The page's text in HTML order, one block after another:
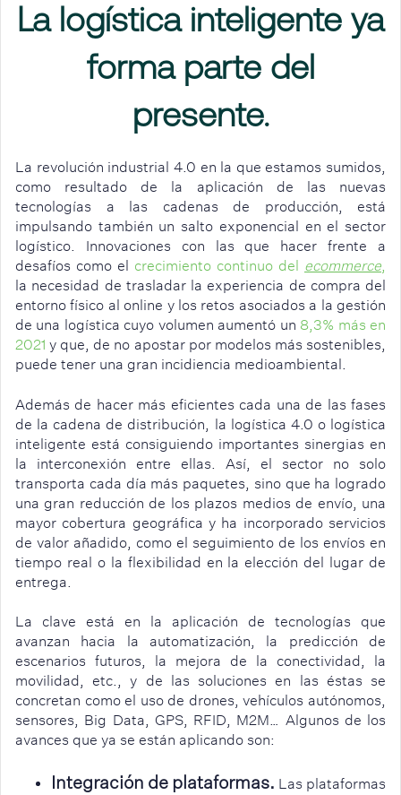
La logística inteligente ya
forma parte del
presente.
La revolución industrial 4.0 en la que estamos sumidos,
como resultado de la aplicación de las nuevas
tecnologías a las cadenas de producción, está
impulsando también un salto exponencial en el sector
logístico. Innovaciones con las que hacer frente a
desafíos como el
crecimiento continuo del ecommerce,
la necesidad de trasladar la experiencia de compra del
entorno físico al online y los retos asociados a la gestión
de una logística cuyo volumen aumentó un 8,3% más en
2021 y que, de no apostar por modelos más sostenibles,
puede tener una gran incidiencia medioambiental.
Además de hacer más eficientes cada una de las fases
de la cadena de distribución, la logística 4.0 o logística
inteligente está consiguiendo importantes sinergias en
la interconexión entre ellas. Así, el sector no solo
transporta cada día más paquetes, sino que ha logrado
una gran reducción de los plazos medios de envío, una
mayor cobertura geográfica y ha incorporado servicios
de valor añadido, como el seguimiento de los envíos en
tiempo real o la flexibilidad en la elección del lugar de
entrega.
La clave está en la aplicación de tecnologías que
avanzan hacia la automatización, la predicción de
escenarios futuros, la mejora de la conectividad, la
movilidad, etc., y de las soluciones en las éstas se
concretan como el uso de drones, vehículos autónomos,
sensores, Big Data, GPS, RFID, M2M… Algunos de los
avances que ya se están aplicando son:
Integración de plataformas. Las plataformas